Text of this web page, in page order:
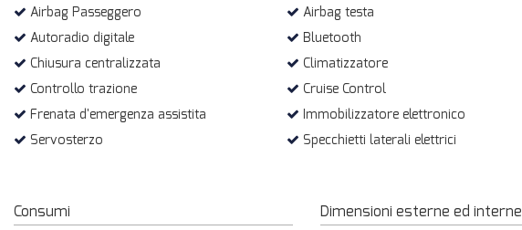
Airbag Passeggero
Autoradio digitale
Chiusura centralizzata
Controllo trazione
Frenata d'emergenza assistita
Servosterzo
Airbag testa
Bluetooth
Climatizzatore
Cruise Control
Immobilizzatore elettronico
Specchietti laterali elettrici
Consumi Dimensioni esterne ed interne